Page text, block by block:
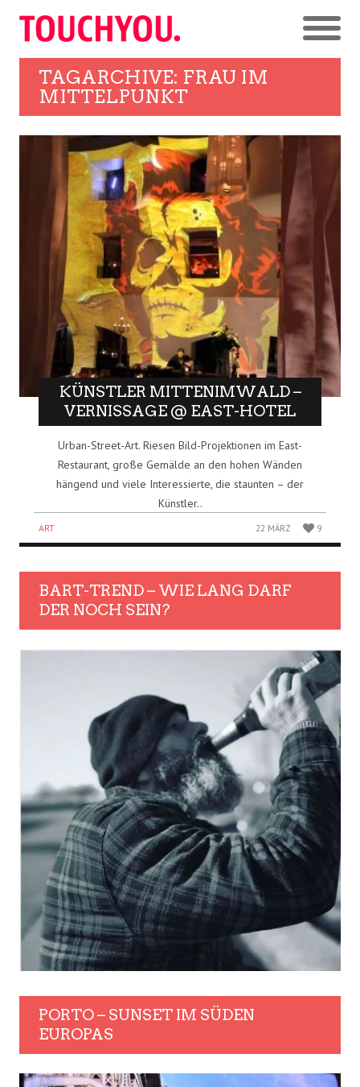
TAGARCHIVE: FRAU IM
MITTELPUNKT
KÜNSTLER MITTENIMWALD –
VERNISSAGE @ EAST-HOTEL
Urban-Street-Art. Riesen Bild-Projektionen im East-
Restaurant, große Gemälde an den hohen Wänden
hängend und viele Interessierte, die staunten – der
Künstler..
ART 22 MÄRZ 9
BART-TREND – WIE LANG DARF
DER NOCH SEIN?
PORTO – SUNSET IM SÜDEN
EUROPAS